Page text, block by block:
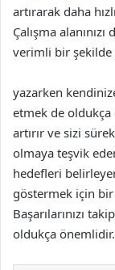
artırarak daha
Çalışma
verimli bir şekilde
yazarken
etmek de
artırır ve sizi
olmaya teşvik
hedefleri
göstermek için
Başarılarınızı
oldukça önemlidir.